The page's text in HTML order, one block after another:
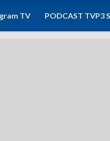
TV PODCAST TVP3